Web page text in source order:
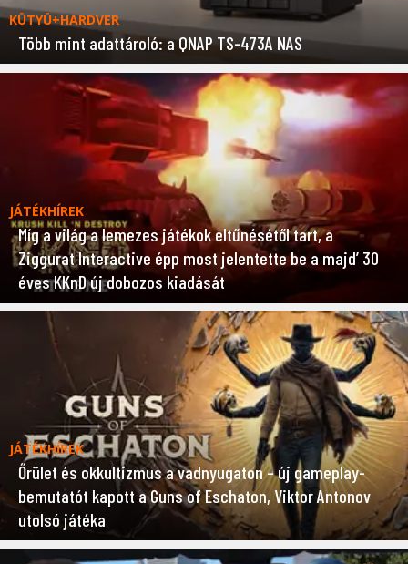
KÜTYÜ+HARDVER
Több mint adattároló: a QNAP TS-473A NAS
JÁTÉKHÍREK
Míg a világ a lemezes játékok eltűnésétől tart, a
Ziggurat Interactive épp most jelentette be a majd’ 30
éves KKnD új dobozos kiadását
JÁTÉKHÍREK
Őrület és okkultizmus a vadnyugaton – új gameplay-
bemutatót kapott a Guns of Eschaton, Viktor Antonov
utolsó játéka